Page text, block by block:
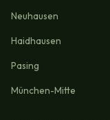
Neuhausen
Haidhausen
Pasing
München-Mitte